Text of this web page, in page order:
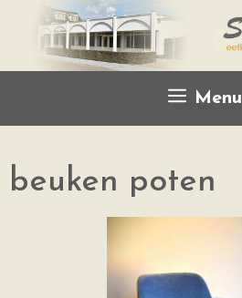
Menu
beuken poten